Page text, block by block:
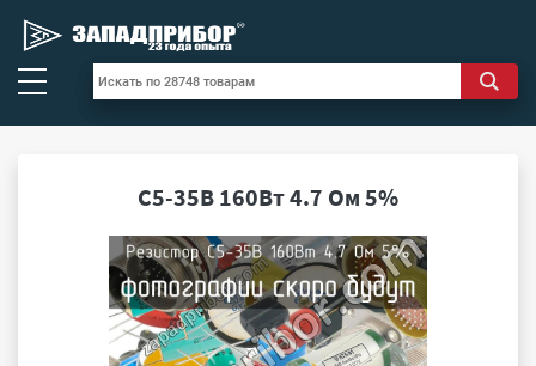
С5-35В 160Вт 4.7 Ом 5%